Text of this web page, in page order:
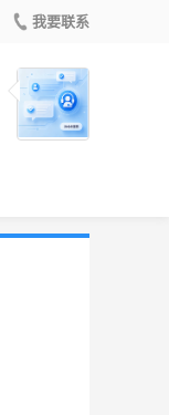
我要联系